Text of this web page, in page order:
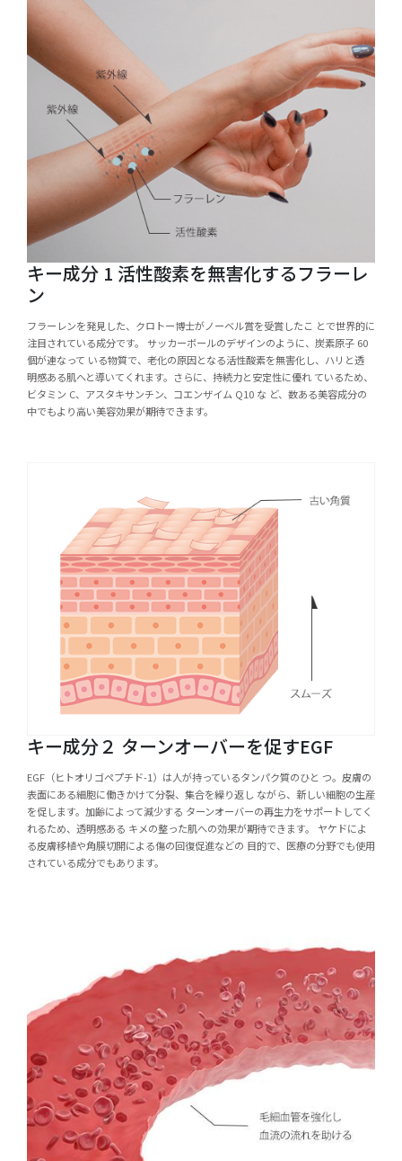
キー成分 1 活性酸素を無害化するフラーレ
ン
フラーレンを発見した、クロトー博士がノーベル賞を受賞したこ とで世界的に
注目されている成分です。 サッカーボールのデザインのように、炭素原子 60
個が連なって いる物質で、老化の原因となる活性酸素を無害化し、ハリと透
明感ある肌へと導いてくれます。さらに、持続力と安定性に優れ ているため、
ビタミン C、アスタキサンチン、コエンザイム Q10 な ど、数ある美容成分の
中でもより高い美容効果が期待できます。
キー成分２ ターンオーバーを促すEGF
EGF（ヒトオリゴペプチド-1）は人が持っているタンパク質のひと つ。皮膚の
表面にある細胞に働きかけて分裂、集合を繰り返し ながら、新しい細胞の生産
を促します。加齢によって減少する ターンオーバーの再生力をサポートしてく
れるため、透明感ある キメの整った肌への効果が期待できます。 ヤケドによ
る皮膚移植や角膜切開による傷の回復促進などの 目的で、医療の分野でも使用
されている成分でもあります。